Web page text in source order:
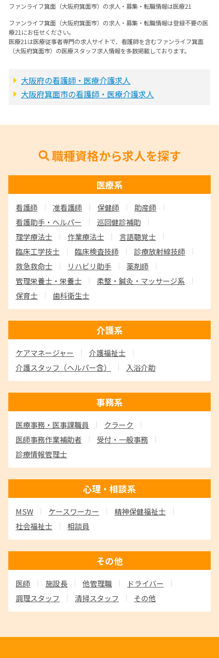
ファンライフ箕面（大阪府箕面市）の求人・募集・転職情報は医療21
ファンライフ箕面（大阪府箕面市）の求人・募集・転職情報は登録不要の医
療21にお任せください。
医療21は医療従事者専門の求人サイトで、看護師を含むファンライフ箕面
（大阪府箕面市）の医療スタッフ求人情報を多数掲載しております。
大阪府の看護師・医療介護求人
大阪府箕面市の看護師・医療介護求人
職種資格から求人を探す
医療系
看護師 准看護師 保健師
助産師
看護助手・ヘルパー
巡回健診補助
理学療法士
作業療法士
言語聴覚士
臨床工学技士
臨床検査技師
診療放射線技師
救急救命士
リハビリ助手
薬剤師
管理栄養士・栄養士
柔整・鍼灸・マッサージ系
保育士
歯科衛生士
介護系
ケアマネージャー
介護福祉士
介護スタッフ （ヘルパー含） 入浴介助
事務系
医療事務・医事課職員
クラーク
医師事務作業補助者
受付・一般事務
診療情報管理士
心理・相談系
MSW ケースワーカー
精神保健福祉士
社会福祉士
相談員
その他
医師 施設長 他管理職
ドライバー
調理スタッフ
清掃スタッフ その他